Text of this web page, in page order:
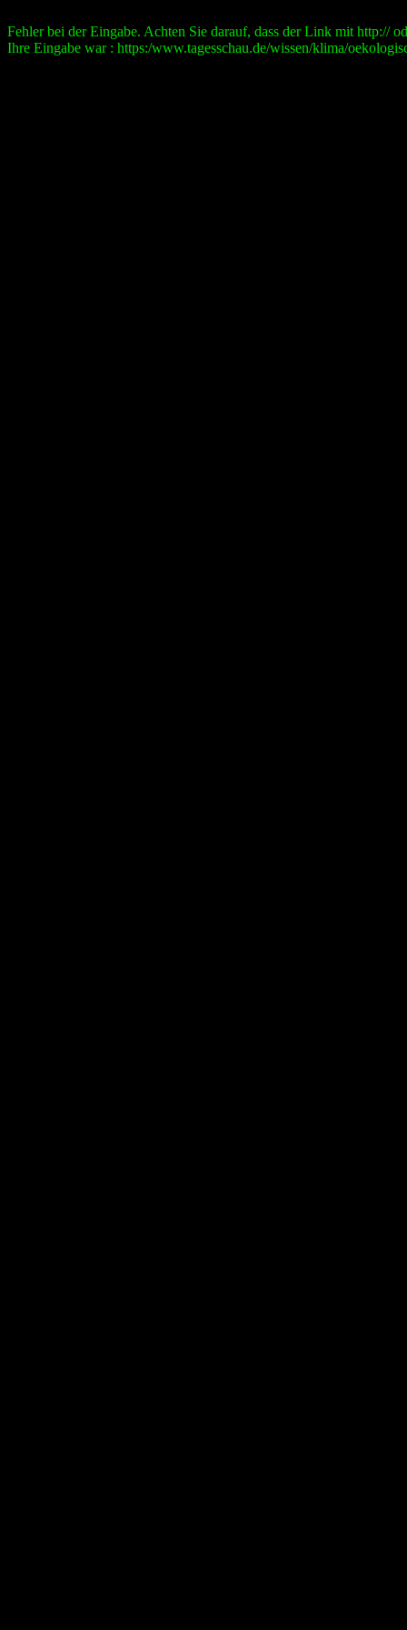
Fehler bei der Eingabe. Achten Sie darauf, dass der Link mit http://
Ihre Eingabe war : https:/www.tagesschau.de/wissen/klima/